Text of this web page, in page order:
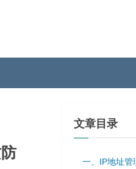
文章目录
一、IP地址管